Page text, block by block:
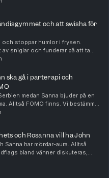
och att swisha för
och stoppar humlor i frysen.
av sniglar och funderar på att ta
det så fel att sätta pris på
ska gå i parterapi och
medan Sanna bjuder på en
Alltså FOMO finns. Vi bestämmer
upp unpopular opinions och
och Rosanna vill ha John
Sanna har mördar-aura. Alltså
bland vänner diskuteras,
människor och Rosanna